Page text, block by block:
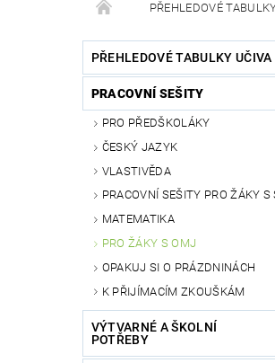
PŘEHLEDOVÉ
DIDAKTICKÉ DESKOVÉ HRY
PŘEHLEDOVÉ TABULKY
ČÍSELNÉ OSY
PŘEHLEDOVÉ TABULKY UČIVA
PRACOVNÍ SEŠITY
PRO PŘEDŠKOLÁKY
ČESKÝ JAZYK
VLASTIVĚDA
PRACOVNÍ SEŠITY PRO ŽÁKY S
MATEMATIKA
PRO ŽÁKY S OMJ
OPAKUJ SI O PRÁZDNINÁCH
K PŘIJÍMACÍM ZKOUŠKÁM
VÝTVARNÉ A ŠKOLNÍ
POTŘEBY